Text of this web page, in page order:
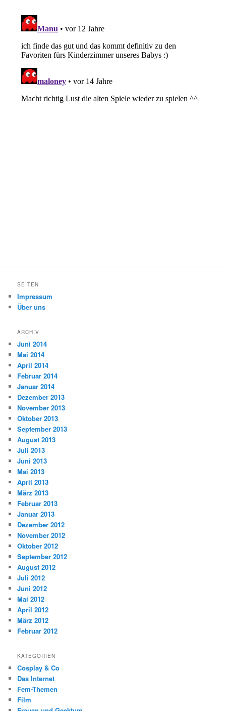
SEITEN
Impressum
Über uns
ARCHIV
Juni 2014
Mai 2014
April 2014
Februar 2014
Januar 2014
Dezember 2013
November 2013
Oktober 2013
September 2013
August 2013
Juli 2013
Juni 2013
Mai 2013
April 2013
März 2013
Februar 2013
Januar 2013
Dezember 2012
November 2012
Oktober 2012
September 2012
August 2012
Juli 2012
Juni 2012
Mai 2012
April 2012
März 2012
Februar 2012
KATEGORIEN
Cosplay & Co
Das Internet
Fem-Themen
Film